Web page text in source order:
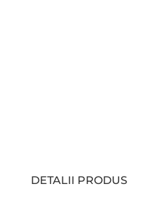
DETALII PRODUS